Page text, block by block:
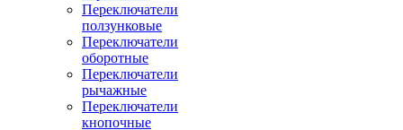
Переключатели
ползунковые
Переключатели
оборотные
Переключатели
рычажные
Переключатели
кнопочные